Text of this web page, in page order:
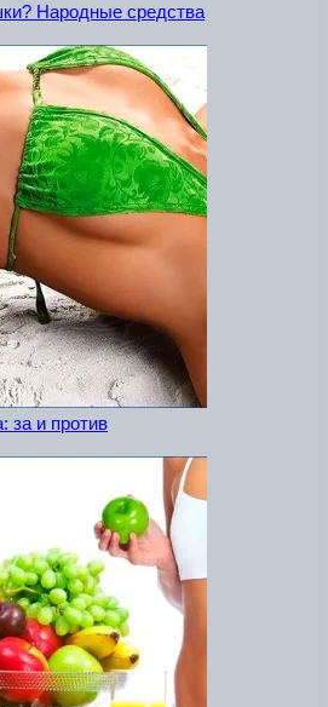
Народные средства
за и против